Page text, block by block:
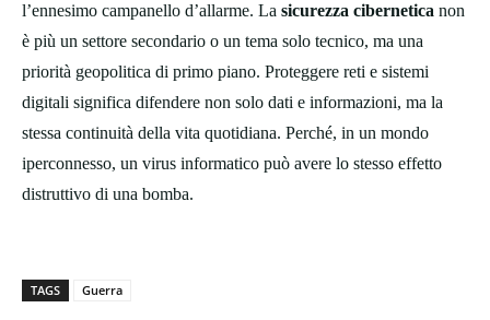
l’ennesimo campanello d’allarme. La sicurezza cibernetica non
è più un settore secondario o un tema solo tecnico, ma una
priorità geopolitica di primo piano. Proteggere reti e sistemi
digitali significa difendere non solo dati e informazioni, ma la
stessa continuità della vita quotidiana. Perché, in un mondo
iperconnesso, un virus informatico può avere lo stesso effetto
distruttivo di una bomba.
TAGS Guerra